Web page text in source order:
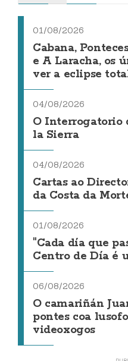
01/08/2026
Cabana,
e A Laracha, os
ver a eclipse
04/08/2026
O Interrogatorio
la Sierra
04/08/2026
Cartas ao
da Costa da
01/08/2026
"Cada día que
Centro de Día é
06/08/2026
O camariñán
pontes coa
videoxogos